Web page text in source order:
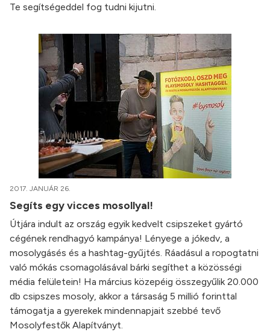
Te segítségeddel fog tudni kijutni.
2017. JANUÁR 26.
Segíts egy vicces mosollyal!
Útjára indult az ország egyik kedvelt csipszeket gyártó
cégének rendhagyó kampánya! Lényege a jókedv, a
mosolygásés és a hashtag-gyűjtés. Ráadásul a ropogtatni
való mókás csomagolásával bárki segíthet a közösségi
média felületein! Ha március közepéig összegyűlik 20.000
db csipszes mosoly, akkor a társaság 5 millió forinttal
támogatja a gyerekek mindennapjait szebbé tevő
Mosolyfestők Alapítványt.